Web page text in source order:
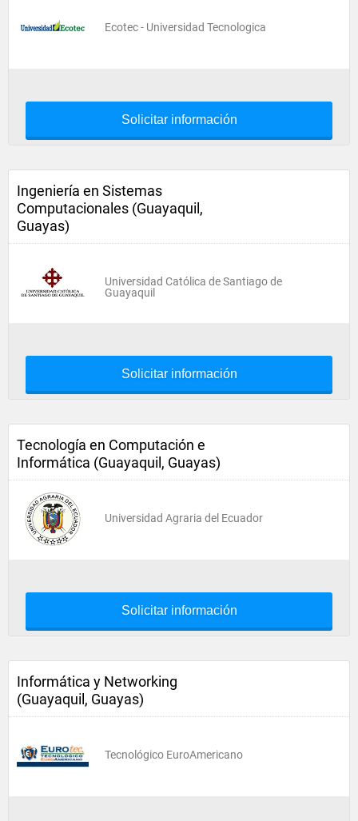
Ecotec - Universidad Tecnologica
Solicitar información
Ingeniería en Sistemas
Computacionales (Guayaquil,
Guayas)
Universidad Católica de Santiago de
Guayaquil
Solicitar información
Tecnología en Computación e
Informática (Guayaquil, Guayas)
Universidad Agraria del Ecuador
Solicitar información
Informática y Networking
(Guayaquil, Guayas)
Tecnológico EuroAmericano